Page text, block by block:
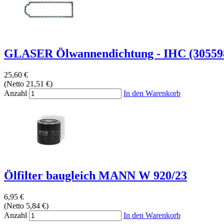
GLASER Ölwannendichtung - IHC
25,60 €
(Netto 21,51 €)
Anzahl
In den Warenkorb
Ölfilter baugleich MANN W 920/23
6,95 €
(Netto 5,84 €)
Anzahl
In den Warenkorb